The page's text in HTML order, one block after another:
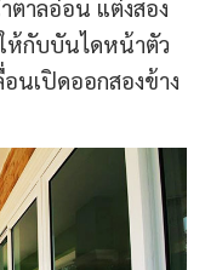
ตาลอ่อน แต่งสอง
ห้กับบันไดหน้าตัว
นเปิดออกสองข้าง